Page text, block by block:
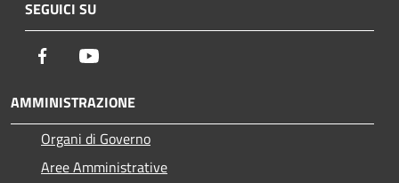
SEGUICI SU
Facebook
AMMINISTRAZIONE
Organi di Governo
Aree Amministrative